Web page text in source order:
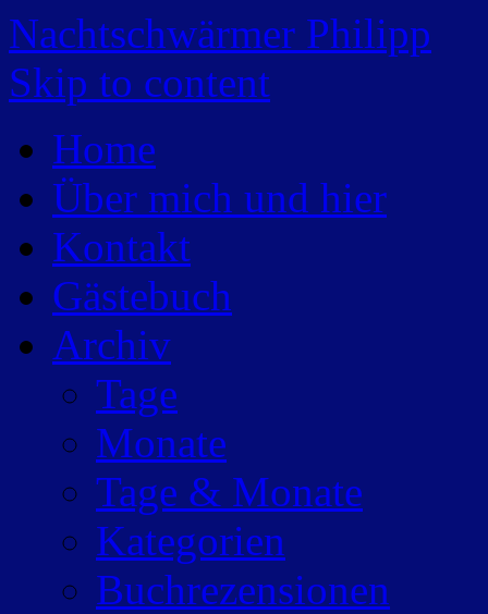
Nachtschwärmer Philipp
Skip to content
Home
Über mich und hier
Kontakt
Gästebuch
Archiv
Tage
Monate
Tage & Monate
Kategorien
Buchrezensionen